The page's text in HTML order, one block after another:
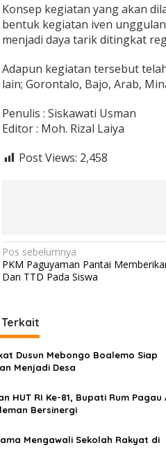
B
o
a
m
o
Konsep kegiatan yang akan
bentuk kegiatan iven
menjadi daya tarik ditingkat
Adapun kegiatan tersebut
lain; Gorontalo, Bajo, Arab,
Penulis : Siskawati Usman
Editor : Moh. Rizal Laiya
Post Views: 2,458
N
a
i
g
a
s
i
p
s
Pos sebelumnya
PKM Paguyaman Pantai
Dan TTD Pada Siswa
Dusun Mebongo Boalemo Siap
Menjadi Desa
HUT RI Ke-81, Bupati Rum Pagau
Bersinergi
Mengawali Sekolah Rakyat di